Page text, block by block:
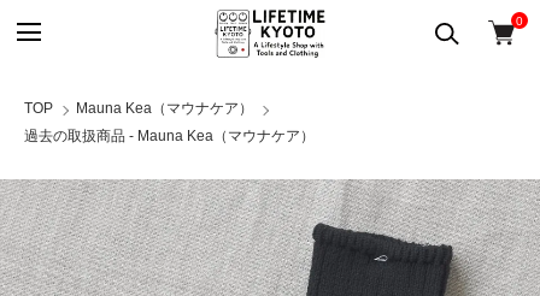
0
TOP
Mauna Kea（マウナケア）
過去の取扱商品 - Mauna Kea（マウナケア）